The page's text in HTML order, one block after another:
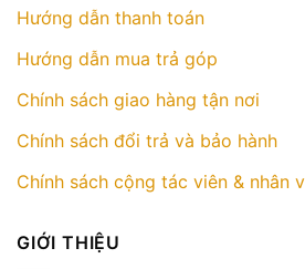
Hướng dẫn thanh toán
Hướng dẫn mua trả góp
Chính sách giao hàng tận nơi
Chính sách đổi trả và bảo hành
Chính sách cộng tác viên & nhân
GIỚI THIỆU